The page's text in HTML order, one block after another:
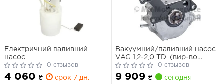
Електричний паливний
насос
0 отзывов
4 060 ₴ срок 7 дн.
Вакуумний/паливний насос
VAG 1,2-2,0 TDI (вир-во
Pierburg)
0 отзывов
9 909 ₴
сегодня